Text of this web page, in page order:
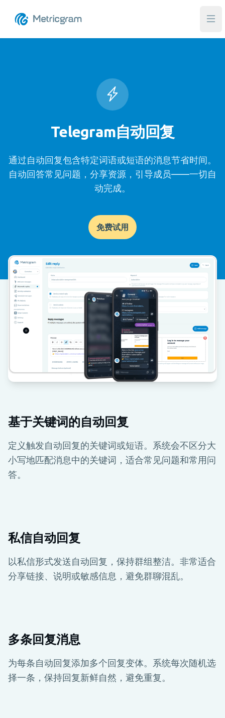
打
Telegram自动回复
通过自动回复包含特定词语或短语的消息节省时间。
自动回答常见问题，分享资源，引导成员——一切自
动完成。
免费试用
基于关键词的自动回复
定义触发自动回复的关键词或短语。系统会不区分大
小写地匹配消息中的关键词，适合常见问题和常用问
答。
私信自动回复
以私信形式发送自动回复，保持群组整洁。非常适合
分享链接、说明或敏感信息，避免群聊混乱。
多条回复消息
为每条自动回复添加多个回复变体。系统每次随机选
择一条，保持回复新鲜自然，避免重复。